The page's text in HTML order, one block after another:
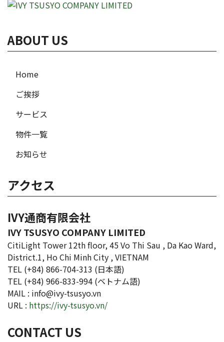
ABOUT US
Home
ご挨拶
サービス
物件一覧
お知らせ
アクセス
IVY通商有限会社
IVY TSUSYO COMPANY LIMITED
CitiLight Tower 12th floor, 45 Vo Thi Sau , Da Kao Ward,
District.1, Ho Chi Minh City , VIETNAM
TEL (+84) 866-704-313 (日本語)
TEL (+84) 966-833-994 (ベトナム語)
MAIL : info@ivy-tsusyo.vn
URL : https://ivy-tsusyo.vn/
CONTACT US